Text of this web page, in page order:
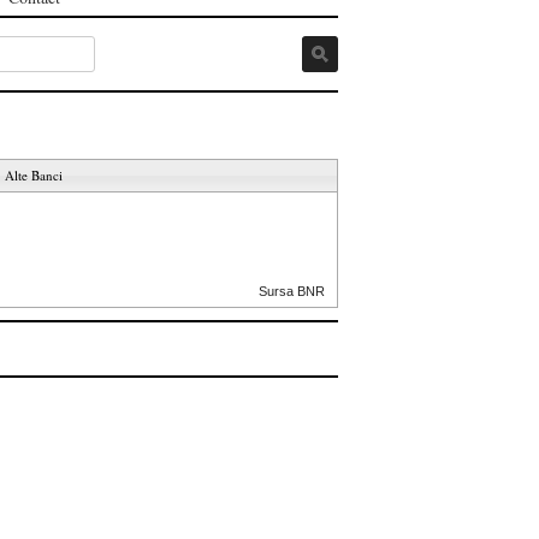
Alte Banci
Sursa BNR